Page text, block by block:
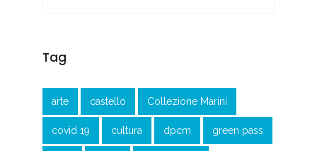
Tag
arte castello Collezione Marini
covid 19 cultura dpcm green pass